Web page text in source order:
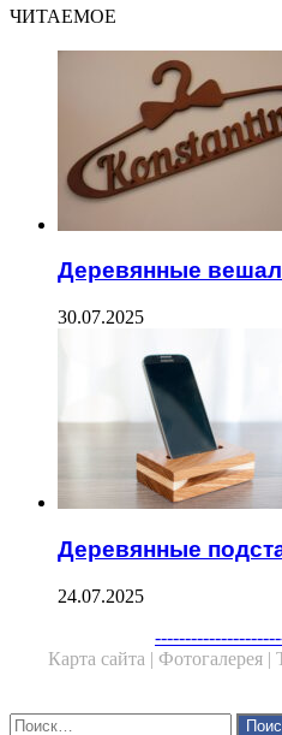
ЧИТАЕМОЕ
Деревянные
30.07.2025
Деревянные
24.07.2025
Карта сайта | Фотогалерея |
Close
Найти: